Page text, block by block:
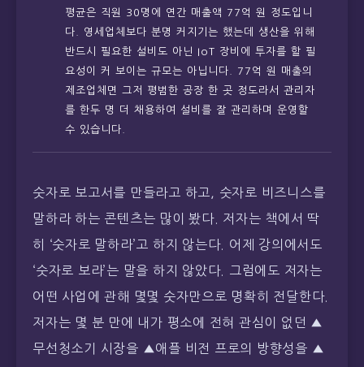
평균은 직원 30명에 연간 매출액 77억 원 정도입니
다. 영세업체보다 분명 커지기는 했는데 생산을 위해
반드시 필요한 설비도 아닌 IoT 장비에 투자를 할 필
요성이 커 보이는 규모는 아닙니다. 77억 원 매출의
제조업체면 그저 평범한 공장 한 곳 정도라서 관리자
를 한두 명 더 채용하여 설비를 잘 관리하며 운영할
수 있습니다.
숫자로 보고서를 만들라고 하고, 숫자로 비즈니스를
말하라 하는 콘텐츠는 많이 봤다. 저자는 책에서 딱
히 ‘숫자로 말하라’고 하지 않는다. 어제 강의에서도
‘숫자로 보라’는 말을 하지 않았다. 그럼에도 저자는
어떤 사업에 관해 몇몇 숫자만으로 명확히 전달한다.
저자는 몇 분 만에 내가 평소에 전혀 관심이 없던 ▲
무선청소기 시장을 ▲애플 비전 프로의 방향성을 ▲